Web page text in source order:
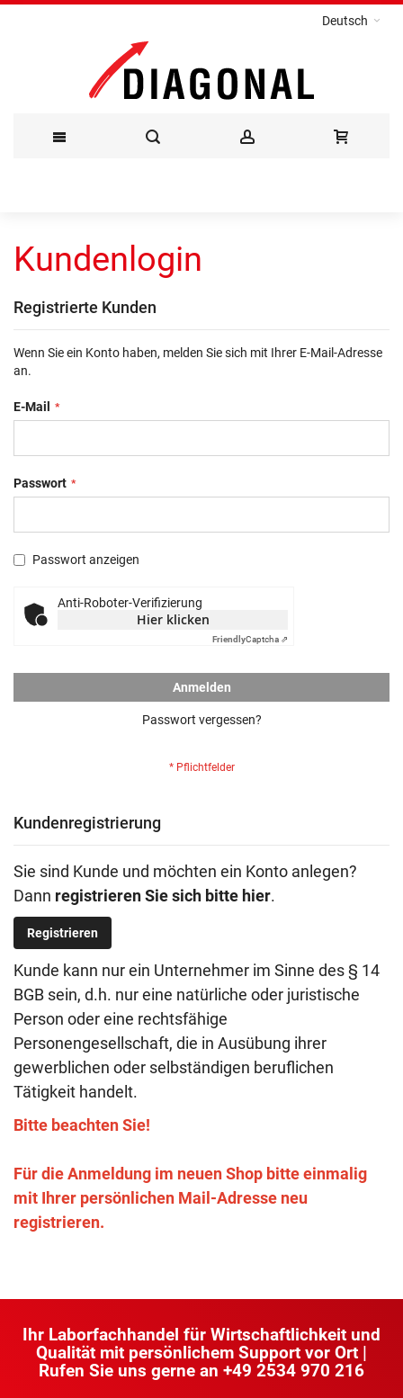
Deutsch
Inhalt
Kundenlogin
Registrierte Kunden
Wenn Sie ein Konto haben, melden Sie sich mit Ihrer E-Mail-Adresse
an.
E-Mail
Passwort
Passwort anzeigen
Anti-Roboter-Verifizierung
Hier klicken
FriendlyCaptcha ⇗
Anmelden
Passwort vergessen?
Kundenregistrierung
Sie sind Kunde und möchten ein Konto anlegen?
Dann registrieren Sie sich bitte hier.
Registrieren
Kunde kann nur ein Unternehmer im Sinne des § 14
BGB sein, d.h. nur eine natürliche oder juristische
Person oder eine rechtsfähige
Personengesellschaft, die in Ausübung ihrer
gewerblichen oder selbständigen beruflichen
Tätigkeit handelt.
Bitte beachten Sie!
Für die Anmeldung im neuen Shop bitte einmalig
mit Ihrer persönlichen Mail-Adresse neu
registrieren.
Ihr Laborfachhandel für Wirtschaftlichkeit und
Qualität mit persönlichem Support vor Ort |
Rufen Sie uns gerne an +49 2534 970 216